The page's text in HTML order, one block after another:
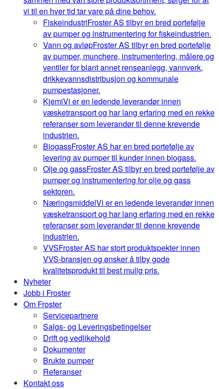
vi til en hver tid tar vare på dine behov.
FiskeindustriFroster AS tilbyr en bred portefølje
av pumper og instrumentering for fiskeindustrien.
Vann og avløpFroster AS tilbyr en bred portefølje
av pumper, munchere, instrumentering, målere og
ventiler for blant annet renseanlegg, vannverk,
drikkevannsdistribusjon og kommunale
pumpestasjoner.
KjemiVi er en ledende leverandør innen
væsketransport og har lang erfaring med en rekke
referanser som leverandør til denne krevende
industrien.
BiogassFroster AS har en bred portefølje av
levering av pumper til kunder innen biogass.
Olje og gassFroster AS tilbyr en bred portefølje av
pumper og instrumentering for olje og gass
sektoren.
NæringsmiddelVi er en ledende leverandør innen
væsketransport og har lang erfaring med en rekke
referanser som leverandør til denne krevende
industrien.
VVSFroster AS har stort produktspekter innen
VVS-bransjen og ønsker å tilby gode
kvalitetsprodukt til best mulig pris.
Nyheter
Jobb i Froster
Om Froster
Servicepartnere
Salgs- og Leveringsbetingelser
Drift og vedlikehold
Dokumenter
Brukte pumper
Referanser
Kontakt oss